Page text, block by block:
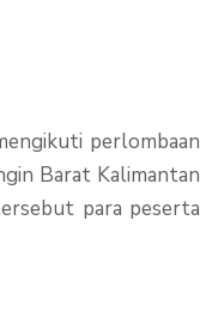
perlombaan
Barat Kalimantan
para peserta